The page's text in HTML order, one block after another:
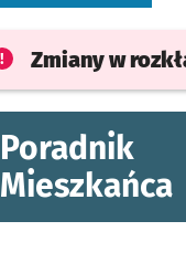
Zmiany w
Poradnik
Mieszkańca